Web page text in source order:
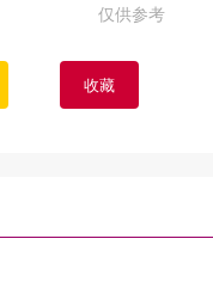
仅供参考
收藏